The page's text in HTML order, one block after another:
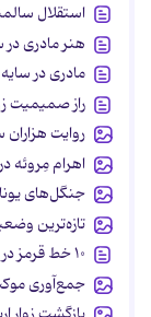
استقلال
هنر مادری در
مادری در
راز صمیمیت
روایت
اهرام مِروئه
جنگل‌های
تازه‌ترین
۱۰ خط قرمز در دعوای همسران
جمع‌آوری